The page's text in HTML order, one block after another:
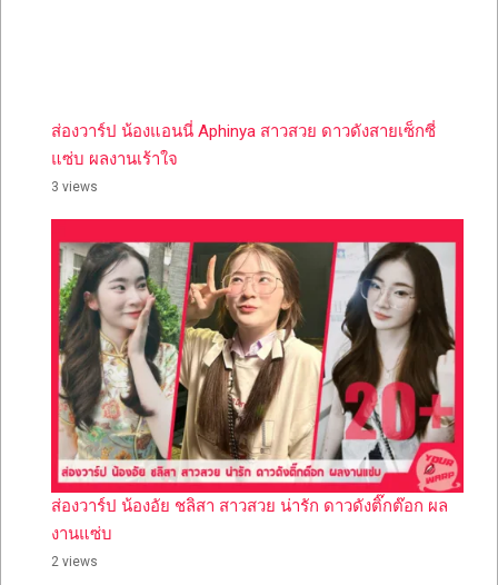
ส่องวาร์ป น้องแอนนี่ Aphinya สาวสวย ดาวดังสายเซ็กซี่
แซ่บ ผลงานเร้าใจ
3 views
ส่องวาร์ป น้องอัย ชลิสา สาวสวย น่ารัก ดาวดังติ๊กต๊อก ผล
งานแซ่บ
2 views